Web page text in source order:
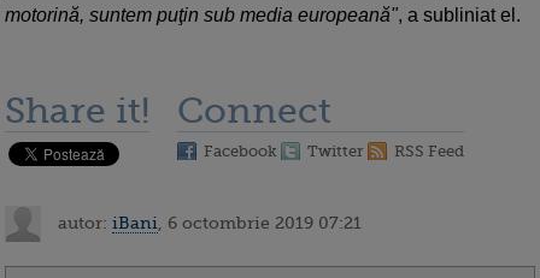
motorină, suntem puţin sub media europeană", a subliniat el.
Share it! Connect
Facebook Twitter RSS Feed
autor: iBani , 6 octombrie 2019 07:21